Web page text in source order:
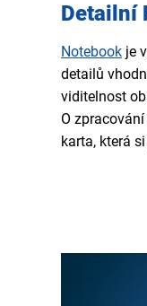
Detailní
Notebook je
detailů
viditelnost
O
karta, která